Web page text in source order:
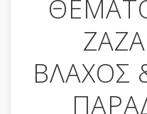
ΒΛΑΧΟΣ